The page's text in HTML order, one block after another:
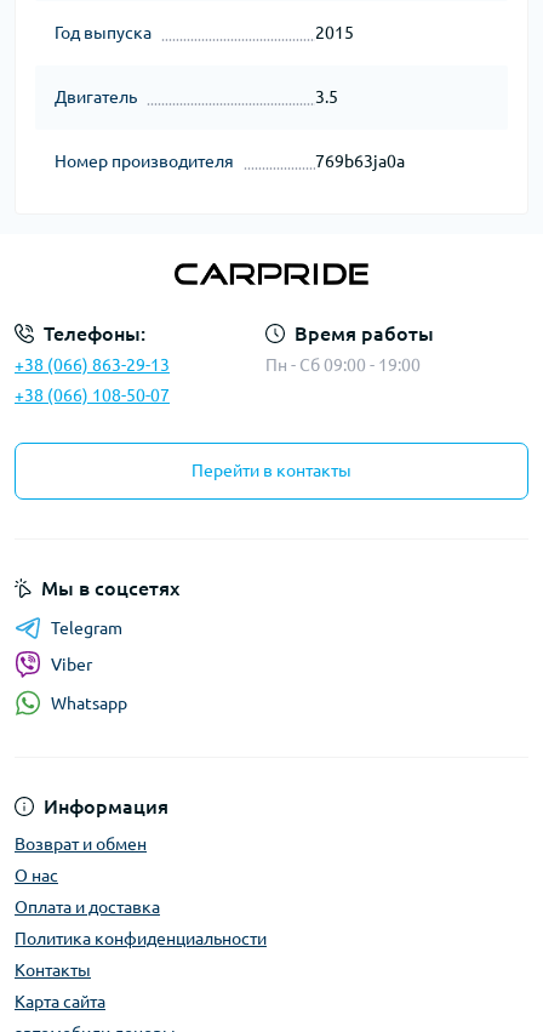
Год выпуска 2015
Двигатель 3.5
Номер производителя 769b63ja0a
Телефоны:
+38 (066) 863-29-13
+38 (066) 108-50-07
Время работы
Пн - Сб 09:00 - 19:00
Перейти в контакты
Информация
Возврат и обмен
О нас
Оплата и доставка
Политика конфиденциальности
Контакты
Карта сайта
Мы в соцсетях
Telegram
Viber
Whatsapp